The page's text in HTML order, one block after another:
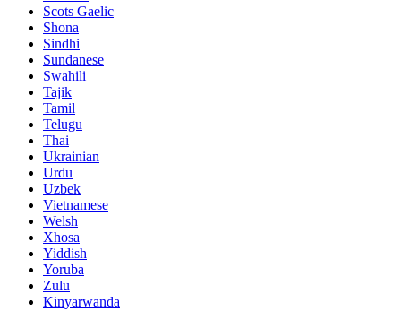
Scots Gaelic
Shona
Sindhi
Sundanese
Swahili
Tajik
Tamil
Telugu
Thai
Ukrainian
Urdu
Uzbek
Vietnamese
Welsh
Xhosa
Yiddish
Yoruba
Zulu
Kinyarwanda